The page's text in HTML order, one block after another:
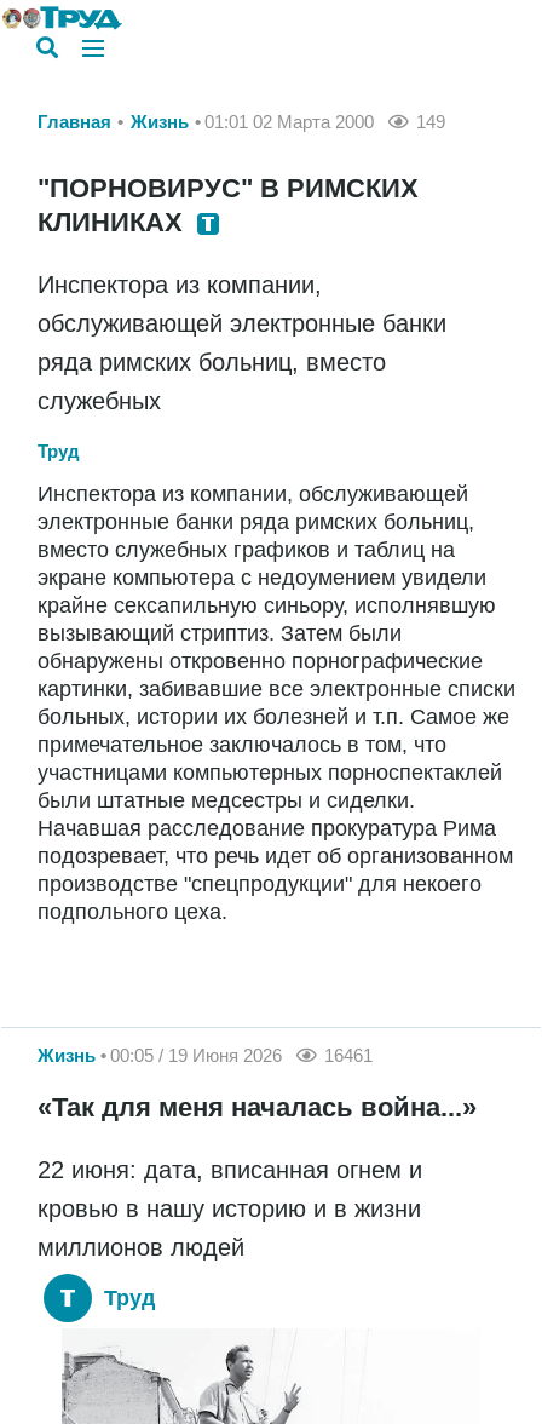
Главная Жизнь 01:01 02 Марта 2000 149
"ПОРНОВИРУС" В РИМСКИХ
КЛИНИКАХ
Инспектора из компании,
обслуживающей электронные банки
ряда римских больниц, вместо
служебных
Труд
Инспектора из компании, обслуживающей
электронные банки ряда римских больниц,
вместо служебных графиков и таблиц на
экране компьютера с недоумением увидели
крайне сексапильную синьору, исполнявшую
вызывающий стриптиз. Затем были
обнаружены откровенно порнографические
картинки, забивавшие все электронные списки
больных, истории их болезней и т.п. Самое же
примечательное заключалось в том, что
участницами компьютерных порноспектаклей
были штатные медсестры и сиделки.
Начавшая расследование прокуратура Рима
подозревает, что речь идет об организованном
производстве "спецпродукции" для некоего
подпольного цеха.
Жизнь 00:05 / 19 Июня 2026 16461
«Так для меня началась война...»
22 июня: дата, вписанная огнем и
кровью в нашу историю и в жизни
миллионов людей
Труд